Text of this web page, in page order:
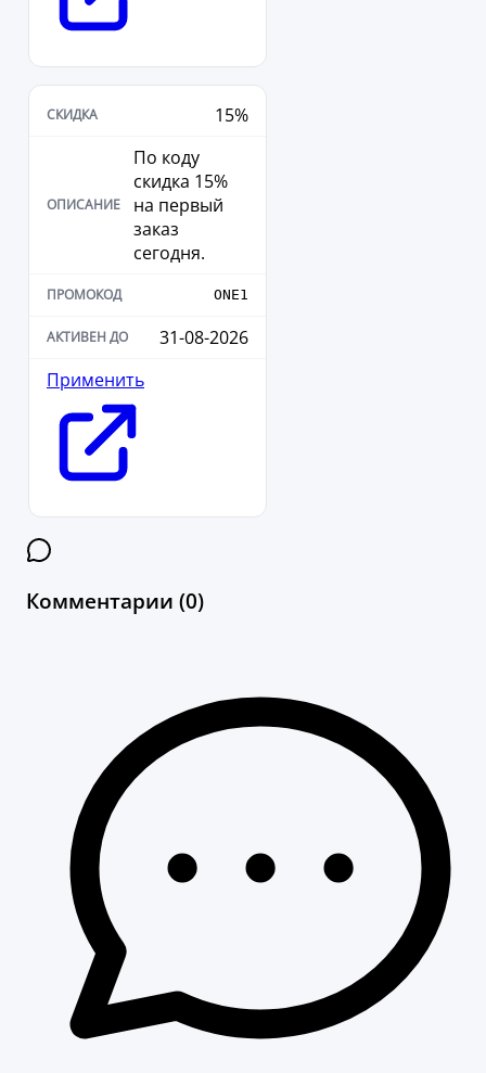
15%
По коду
скидка 15%
на первый
заказ
сегодня.
ONE1
31-08-2026
Применить
Комментарии (0)